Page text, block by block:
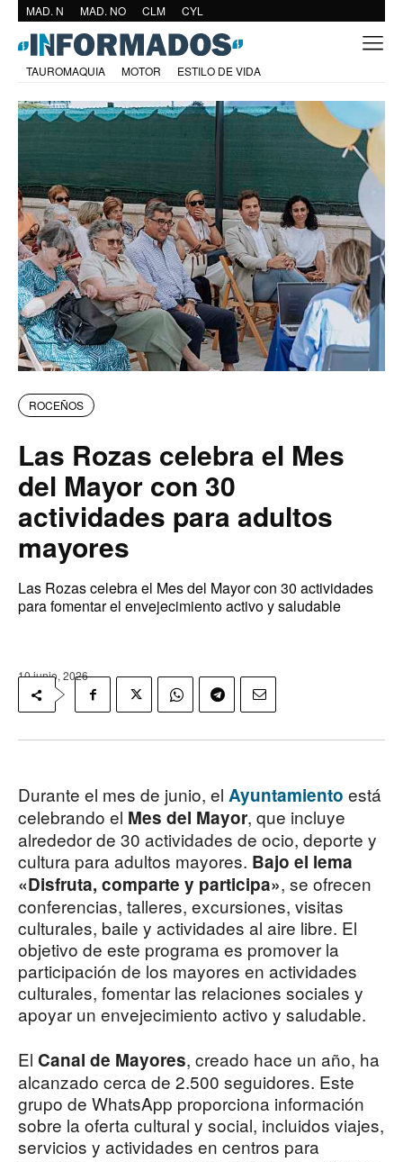
MAD. N MAD. NO CLM CYL
TAUROMAQUIA MOTOR ESTILO DE VIDA
ROCEÑOS
Las Rozas celebra el Mes
del Mayor con 30
actividades para adultos
mayores
Las Rozas celebra el Mes del Mayor con 30 actividades
para fomentar el envejecimiento activo y saludable
10 junio, 2026
Durante el mes de junio, el Ayuntamiento está
celebrando el Mes del Mayor, que incluye
alrededor de 30 actividades de ocio, deporte y
cultura para adultos mayores. Bajo el lema
«Disfruta, comparte y participa», se ofrecen
conferencias, talleres, excursiones, visitas
culturales, baile y actividades al aire libre. El
objetivo de este programa es promover la
participación de los mayores en actividades
culturales, fomentar las relaciones sociales y
apoyar un envejecimiento activo y saludable.
El Canal de Mayores, creado hace un año, ha
alcanzado cerca de 2.500 seguidores. Este
grupo de WhatsApp proporciona información
sobre la oferta cultural y social, incluidos viajes,
servicios y actividades en centros para